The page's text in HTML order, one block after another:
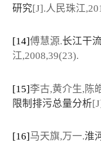
研究[J].人民珠江
[14]傅慧源.长江干
江,2008,39(23).
[15]李古,黄介生,陈
限制排污总量分析
[16]马天旗,万一.淮